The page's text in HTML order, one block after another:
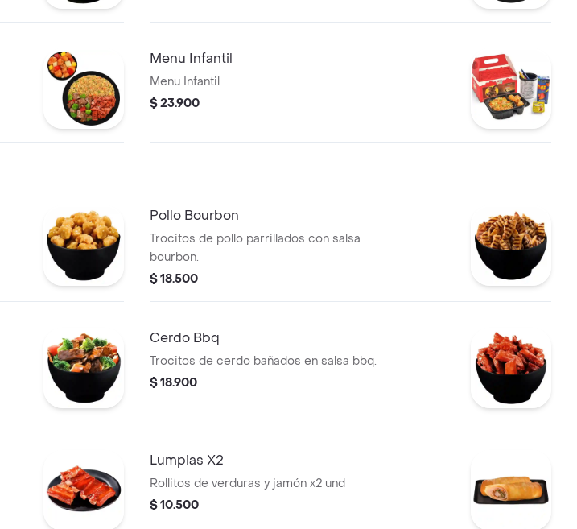
Menu Infantil
Menu Infantil
$ 23.900
Pollo Bourbon
Trocitos de pollo parrillados con salsa
bourbon.
$ 18.500
Cerdo Bbq
Trocitos de cerdo bañados en salsa bbq.
$ 18.900
Lumpias X2
Rollitos de verduras y jamón x2 und
$ 10.500